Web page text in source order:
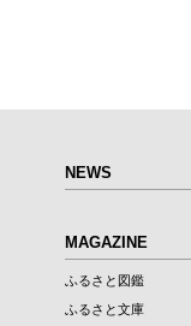
NEWS
MAGAZINE
ふるさと図鑑
ふるさと文庫